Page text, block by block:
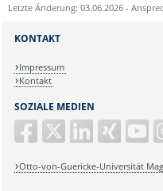
Letzte Änderung: 03.06.2026 -
SOZIALE MEDIEN
Otto-von-Guericke-Universität
KONTAKT
Impressum
Kontakt